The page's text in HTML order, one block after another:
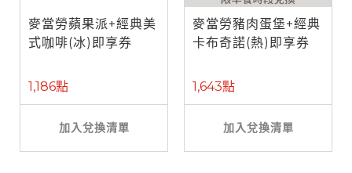
麥當勞蘋果派+經典美
式咖啡(冰)即享券
1,186點
加入兌換清單
麥當勞豬肉蛋堡+經典
卡布奇諾(熱)即享券
1,643點
加入兌換清單